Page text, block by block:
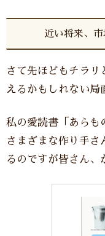
近い将来、
さて先ほどもチラリ
えるかもしれない局
私の愛読書「あらも
さまざまな作り手さ
るのですが皆さん、